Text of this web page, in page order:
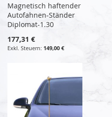
Magnetisch haftender
Autofahnen-Ständer
Diplomat-1.30
177,31 €
149,00 €